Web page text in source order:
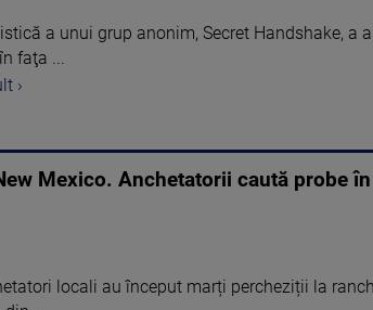
a unui grup anonim, Secret Handshake, a
faţa ...
›
Mexico. Anchetatorii caută probe
locali au început marți percheziții la